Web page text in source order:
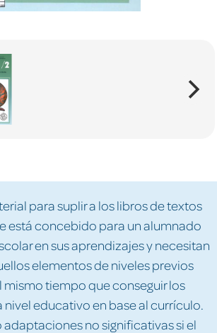
para suplir a los libros de textos
está concebido para un alumnado
en sus aprendizajes y necesitan
elementos de niveles previos
tiempo que conseguir los
educativo en base al currículo.
no significativas si el